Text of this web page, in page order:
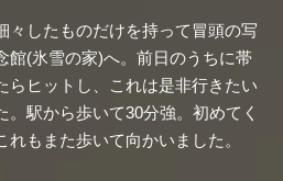
々したものだけを持って冒頭の写
館(氷雪の家)へ。前日のうちに帯
らヒットし、これは是非行きたい
。駅から歩いて30分強。初めてく
もまた歩いて向かいました。